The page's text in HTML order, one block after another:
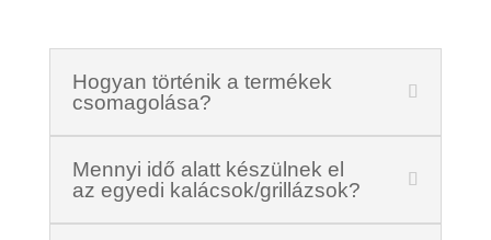
Hogyan történik a termékek
csomagolása?
Mennyi idő alatt készülnek el
az egyedi kalácsok/grillázsok?